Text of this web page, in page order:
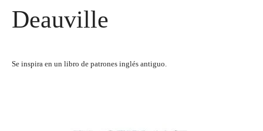
Deauville
Se inspira en un libro de patrones inglés antiguo.